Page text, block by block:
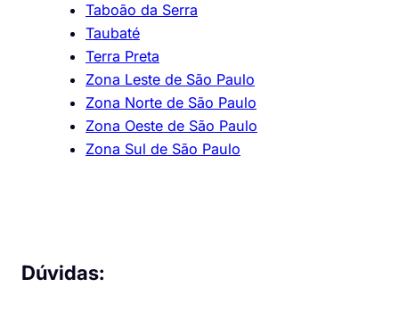
Taboão da Serra
Taubaté
Terra Preta
Zona Leste de São Paulo
Zona Norte de São Paulo
Zona Oeste de São Paulo
Zona Sul de São Paulo
Dúvidas: